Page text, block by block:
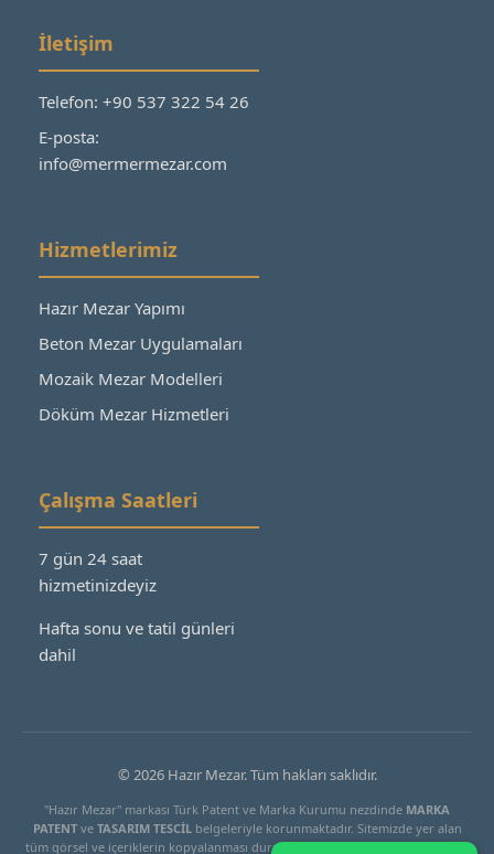
İletişim
Telefon: +90 537 322 54 26
E-posta:
info@mermermezar.com
Hizmetlerimiz
Hazır Mezar Yapımı
Beton Mezar Uygulamaları
Mozaik Mezar Modelleri
Döküm Mezar Hizmetleri
Çalışma Saatleri
7 gün 24 saat
hizmetinizdeyiz
Hafta sonu ve tatil günleri
dahil
© 2026 Hazır Mezar. Tüm hakları saklıdır.
"Hazır Mezar" markası Türk Patent ve Marka Kurumu nezdinde MARKA
PATENTve TASARIM TESCİLbelgeleriyle korunmaktadır. Sitemizde yer alan
tüm görsel ve içeriklerin kopyalanması durumunda yasal işlem başlatılacaktır.